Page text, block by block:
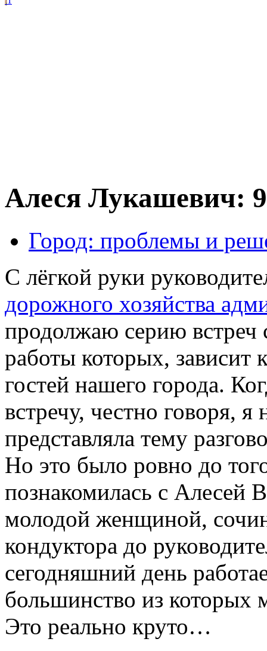
Алеся Лукашевич:
Город: проблемы и
C лёгкой руки
дорожного хозяйства
продолжаю серию встреч
работы которых,
гостей нашего города.
встречу, честно говоря,
представляла тему
Но это было ровно до
познакомилась с Алесей
молодой женщиной,
кондуктора до
сегодняшний день
большинство из
Это реально круто…